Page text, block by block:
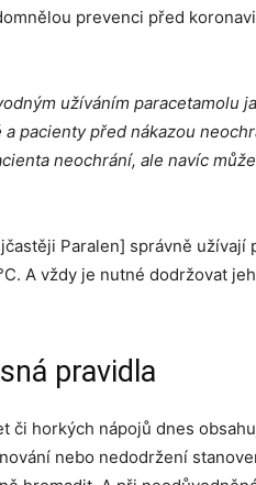
prevenci před
užíváním paracetamolu
pacienty před nákazou
neochrání, ale navíc
Paralen] správně užívají
A vždy je nutné dodržovat
pravidla
či horkých nápojů dnes
nebo nedodržení